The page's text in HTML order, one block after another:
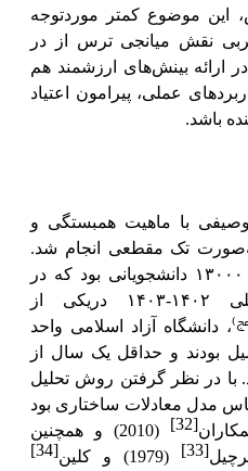
این موضوع کمتر موردتوجه
نقش میانجی ترس از در
ارائه بینش‌های ارزشمند هم
عملی، پیرامون اعتیاد
باشد.
با ماهیت همبستگی و
تک مقطعی انجام شد.
جامعه پژوهش حاضر شامل ۱۳۰۰۰ دانشجویانی بود که در
نیمسال دوم سال تحصیلی ۱۴۰۲-۱۴۰۳ دریکی از
، دانشگاه آزاد اسلامی واحد
بودند و حداقل یک سال از
با در نظر گرفتن روش تحلیل
مدل معادلات ساختاری بود
[32]
(2010) و همچنین
[33] (1979) و کلین
[34]